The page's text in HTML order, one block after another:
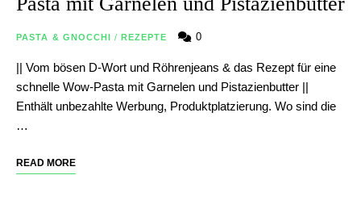
PASTA & GNOCCHI / REZEPTE 0
|| Vom bösen D-Wort und Röhrenjeans & das Rezept für eine
schnelle Wow-Pasta mit Garnelen und Pistazienbutter ||
Enthält unbezahlte Werbung, Produktplatzierung. Wo sind die
…
READ MORE